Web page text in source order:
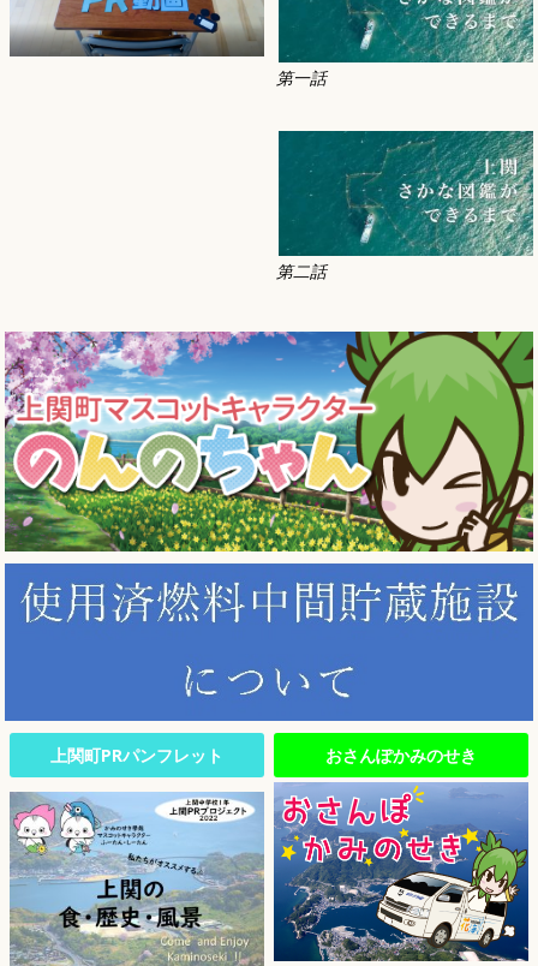
第一話
第二話
上関町PRパンフレット おさんぽかみのせき